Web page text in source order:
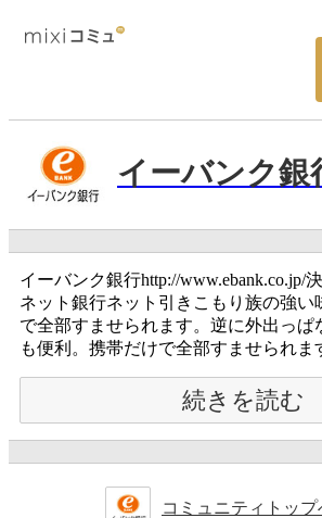
イーバンク銀
イーバンク銀行http://www.ebank.co.jp/
ネット銀行ネット引きこもり族の強い
で全部すませられます。逆に外出っぱ
も便利。携帯だけで全部すませられま
続きを読む
コミュニティトップ